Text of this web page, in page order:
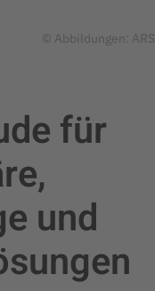
© Abbildungen: ARS
für
und